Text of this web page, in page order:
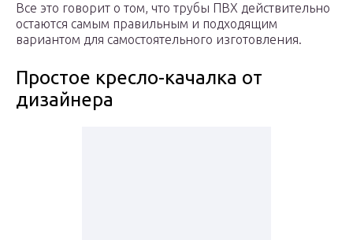
Все это говорит о том, что трубы ПВХ действительно
остаются самым правильным и подходящим
вариантом для самостоятельного изготовления.
Простое кресло-качалка от
дизайнера